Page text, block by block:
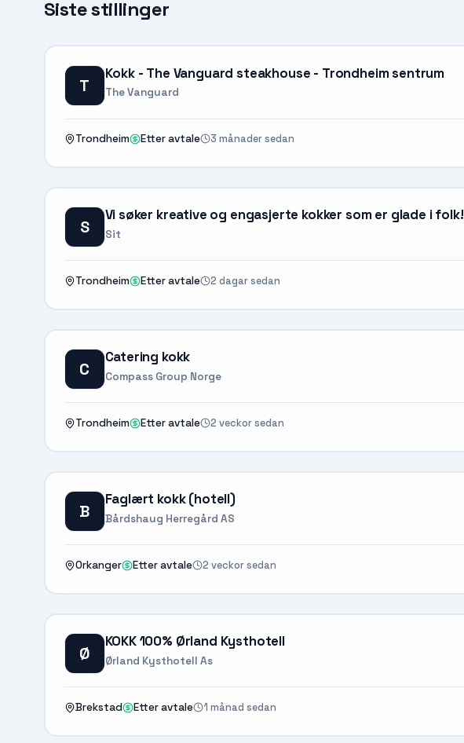
Siste stillinger
T
Kokk - The Vanguard steakhouse - Trondheim sentrum
The Vanguard
Trondheim Etter avtale 3 månader sedan
S
Vi søker kreative og engasjerte kokker som er glade i folk!
Sit
Trondheim Etter avtale 2 dagar sedan
C
Catering kokk
Compass Group Norge
Trondheim Etter avtale 2 veckor sedan
B
Faglært kokk (hotell)
Bårdshaug Herregård AS
Orkanger Etter avtale 2 veckor sedan
Ø
KOKK 100% Ørland Kysthotell
Ørland Kysthotell As
Brekstad Etter avtale 1 månad sedan